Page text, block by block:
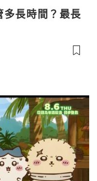
長時間？最長